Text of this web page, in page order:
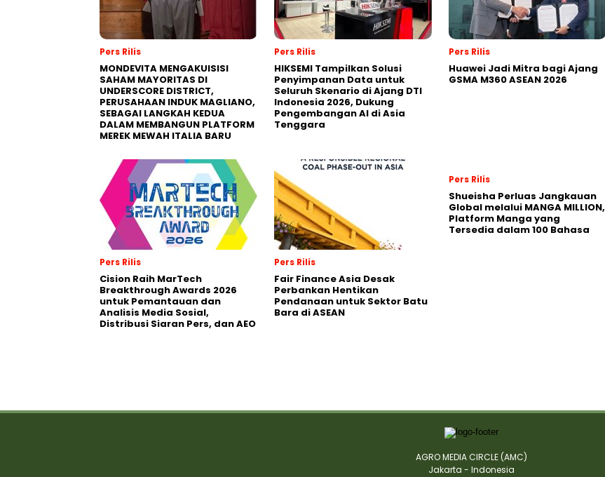
Pers Rilis
MONDEVITA MENGAKUISISI
SAHAM MAYORITAS DI
UNDERSCORE DISTRICT,
PERUSAHAAN INDUK MAGLIANO,
SEBAGAI LANGKAH KEDUA
DALAM MEMBANGUN PLATFORM
MEREK MEWAH ITALIA BARU
Pers Rilis
HIKSEMI Tampilkan Solusi
Penyimpanan Data untuk
Seluruh Skenario di Ajang DTI
Indonesia 2026, Dukung
Pengembangan AI di Asia
Tenggara
Pers Rilis
Huawei Jadi Mitra bagi Ajang
GSMA M360 ASEAN 2026
Pers Rilis
Cision Raih MarTech
Breakthrough Awards 2026
untuk Pemantauan dan
Analisis Media Sosial,
Distribusi Siaran Pers, dan AEO
Pers Rilis
Fair Finance Asia Desak
Perbankan Hentikan
Pendanaan untuk Sektor Batu
Bara di ASEAN
Pers Rilis
Shueisha Perluas Jangkauan
Global melalui MANGA MILLION,
Platform Manga yang
Tersedia dalam 100 Bahasa
AGRO MEDIA CIRCLE (AMC)
Jakarta - Indonesia